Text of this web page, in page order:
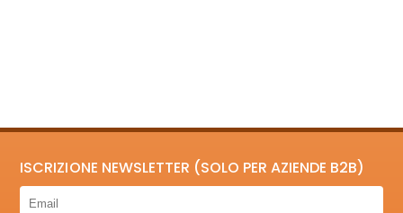
ISCRIZIONE NEWSLETTER (SOLO PER AZIENDE B2B)